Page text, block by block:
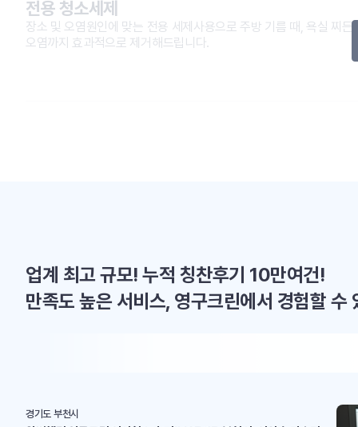
전용 청소세제
장소 및 오염원인에 맞는 전용 세제사용으로 주방 기름 때, 욕실 찌
오염까지 효과적으로 제거해드립니다.
업계 최고 규모! 누적 칭찬후기 10만여건!
만족도 높은 서비스, 영구크린에서 경험할 수
경기도 부천시